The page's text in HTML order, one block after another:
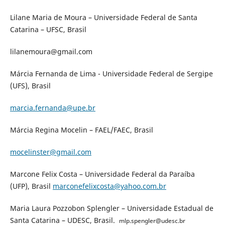
Lilane Maria de Moura – Universidade Federal de Santa
Catarina – UFSC, Brasil
lilanemoura@gmail.com
Márcia Fernanda de Lima - Universidade Federal de Sergipe
(UFS), Brasil
marcia.fernanda@upe.br
Márcia Regina Mocelin – FAEL/FAEC, Brasil
mocelinster@gmail.com
Marcone Felix Costa – Universidade Federal da Paraíba
(UFP), Brasil marconefelixcosta@yahoo.com.br
Maria Laura Pozzobon Splengler – Universidade Estadual de
Santa Catarina – UDESC, Brasil. mlp.spengler@udesc.br